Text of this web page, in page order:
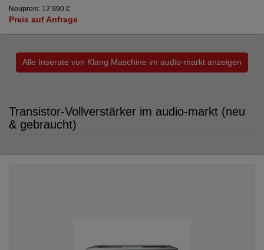
Neupreis: 12.990 €
Preis auf Anfrage
Alle Inserate von Klang Maschine im audio-markt anzeigen
Transistor-Vollverstärker im audio-markt (neu
& gebraucht)